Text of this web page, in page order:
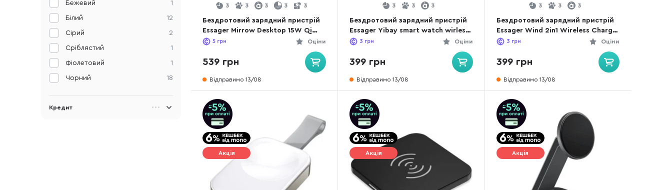
3 3 3 3 3
Бездротовий зарядний пристрій
Essager Mirrow Desktop 15W Qi
Magnetic Black (EWXZMX-JMB01)Оціни
5 грн
539 грн
Відправимо 13/08
3 3 3
Бездротовий зарядний пристрій
Essager Yibay smart watch wirless
charger with Type-C port (EWXT-
Оціни
3 грн
399 грн
Відправимо 13/08
3 3 3
Бездротовий зарядний пристрій
Essager Wind 2in1 Wireless Charger
15W Black (EWXCX-CF01-Z)
Оціни
3 грн
399 грн
Відправимо 13/08
Акція Акція Акція
1
Бежевий
12
Білий
2
Сірий
1
Сріблястий
1
Фіолетовий
18
Чорний
Кредит